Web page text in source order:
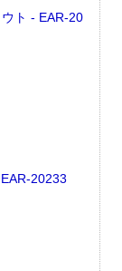
ト - EAR-20
20233